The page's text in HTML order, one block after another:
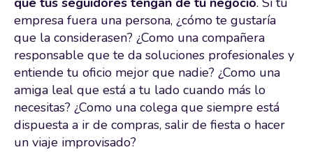
empresa fuera una persona, ¿cómo te gustaría
que la considerasen? ¿Como una compañera
responsable que te da soluciones profesionales y
entiende tu oficio mejor que nadie? ¿Como una
amiga leal que está a tu lado cuando más lo
necesitas? ¿Como una colega que siempre está
dispuesta a ir de compras, salir de fiesta o hacer
un viaje improvisado?